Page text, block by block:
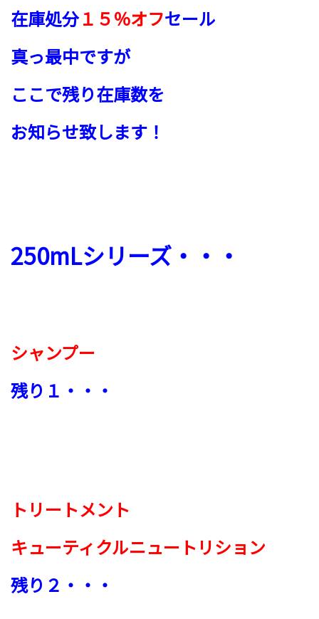
在庫処分１５％オフセール
真っ最中ですが
ここで残り在庫数を
お知らせ致します！
250mLシリーズ・・・
シャンプー
残り１・・・
トリートメント
キューティクルニュートリション
残り２・・・